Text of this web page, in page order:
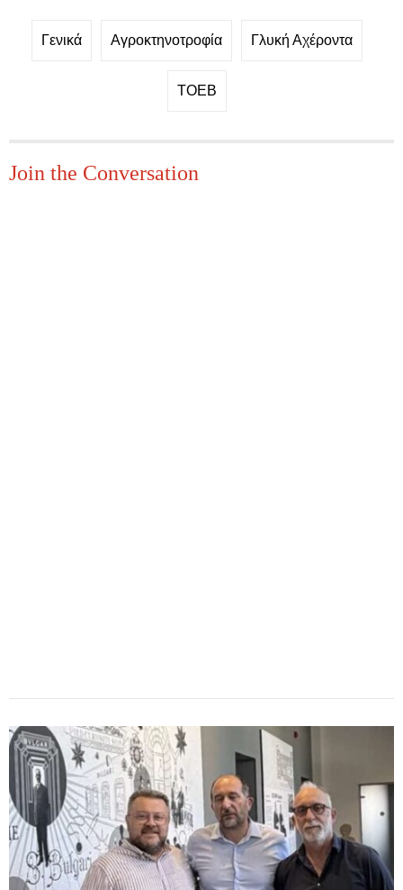
Γενικά Αγροκτηνοτροφία Γλυκή Αχέροντα
ΤΟΕΒ
Join the Conversation